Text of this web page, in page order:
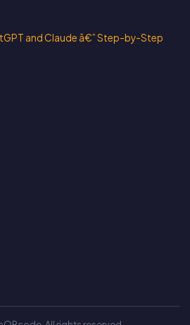
and Claude â€” Step-by-Step